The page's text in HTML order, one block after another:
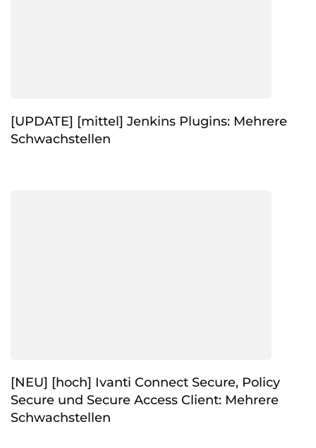
[UPDATE] [mittel] Jenkins Plugins: Mehrere
Schwachstellen
[NEU] [hoch] Ivanti Connect Secure, Policy
Secure und Secure Access Client: Mehrere
Schwachstellen